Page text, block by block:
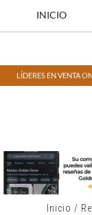
INICIO
LÍDERES EN VENTA
Inicio /